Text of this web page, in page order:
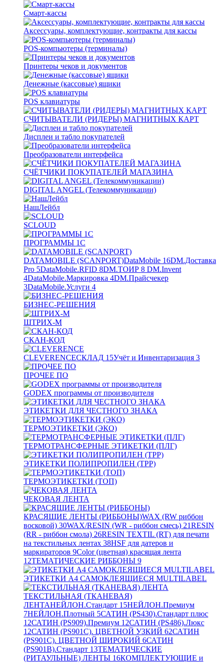
Смарт-кассы
Аксессуары, комплектующие, контракты для кассы
POS-компьютеры (терминалы)
Принтеры чеков и документов
Денежные (кассовые) ящики
POS клавиатуры
СЧИТЫВАТЕЛИ (РИДЕРЫ) МАГНИТНЫХ КАРТ
Дисплеи и табло покупателей
Преобразователи интерфейса
СЧЁТЧИКИ ПОКУПАТЕЛЕЙ МАГАЗИНА
DIGITAL ANGEL (Телекоммуникации)
НашЛейбл
SCLOUD
ПРОГРАММЫ 1С
DATAMOBILE (SCANPORT)DataMobile 16DM.Доставка
Pro 5DataMobile.RFID 8DM.ТОИР 8 DM.Invent
4DataMobile.Маркировка 4DM.Прайсчекер
3DataMobile.Услуги 4
БИЗНЕС-РЕШЕНИЯ
ШТРИХ-М
СКАН-КОД
CLEVERENCEСКЛАД 15Учёт и Инвентаризация 3
ПРОЧЕЕ ПО
GODEX программы от производителя
ЭТИКЕТКИ ДЛЯ ЧЕСТНОГО ЗНАКА
ТЕРМОЭТИКЕТКИ (ЭКО)
ТЕРМОТРАНСФЕРНЫЕ ЭТИКЕТКИ (ПЛГ)
ЭТИКЕТКИ ПОЛИПРОПИЛЕН (TPP)
ТЕРМОЭТИКЕТКИ (ТОП)
ЧЕКОВАЯ ЛЕНТА
КРАСЯЩИЕ ЛЕНТЫ (РИББОНЫ)WAX (RW риббон
восковой) 30WAX/RESIN (WR - риббон смесь) 21RESIN
(RR - риббон смола) 26RESIN TEXTIL (RT) для печати
на текстильных лентах 38HSF для датеров и
маркираторов 9Color (цветная) красящая лента
12ТЕМАТИЧЕСКИЕ РИББОНЫ 9
ЭТИКЕТКИ А4 САМОКЛЕЯЩИЕСЯ MULTILABEL
ТЕКСТИЛЬНАЯ (ТКАНЕВАЯ)
ЛЕНТАНЕЙЛОН.Стандарт 15НЕЙЛОН.Премиум
7НЕЙЛОН.Плотный 5САТИН (PS430).Стандарт плюс
12САТИН (PS909).Премиум 12САТИН (PS486).Люкс
12САТИН (PS901C). ЦВЕТНОЙ УЗКИЙ 62САТИН
(PS901C). ЦВЕТНОЙ ШИРОКИЙ 6САТИН
(PS901B).Стандарт 13ТЕМАТИЧЕСКИЕ
(РИТАУЛЬНЫЕ) ЛЕНТЫ 16КОМПЛЕКТУЮЩИЕ и